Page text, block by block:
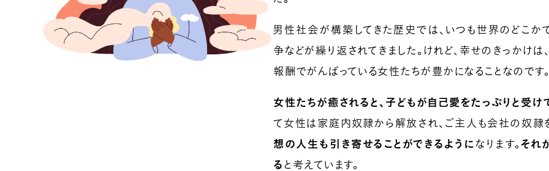
男性社会が構築してきた歴史では、いつも世界のどこ
争などが繰り返されてきました。けれど、幸せのきっか
報酬でがんばっている女性たちが豊かになることなのです
女性たちが癒されると、子どもが自己愛をたっぷりと受
て女性は家庭内奴隷から解放され、ご主人も会社の奴隷
想の人生も引き寄せることができるように なります。 それ
る と考えています。